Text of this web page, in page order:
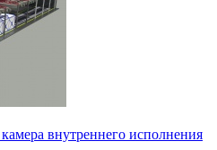
внутреннего исполнения